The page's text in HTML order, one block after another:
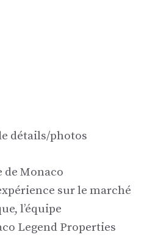
détails/photos
de Monaco
sur le marché
l’équipe
Legend Properties